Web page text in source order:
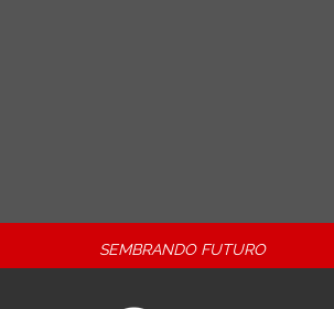
SEMBRANDO FUTURO